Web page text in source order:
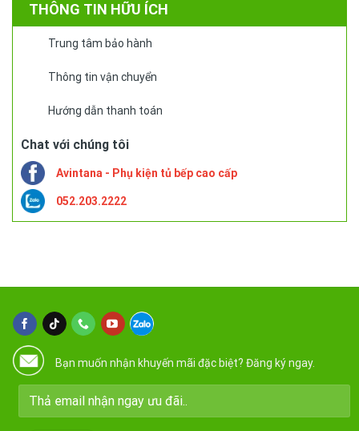
THÔNG TIN HỮU ÍCH
Trung tâm bảo hành
Thông tin vận chuyển
Hướng dẫn thanh toán
Chat với chúng tôi
Avintana - Phụ kiện tủ bếp cao cấp
052.203.2222
Bạn muốn nhận khuyến mãi đặc biệt? Đăng ký ngay.